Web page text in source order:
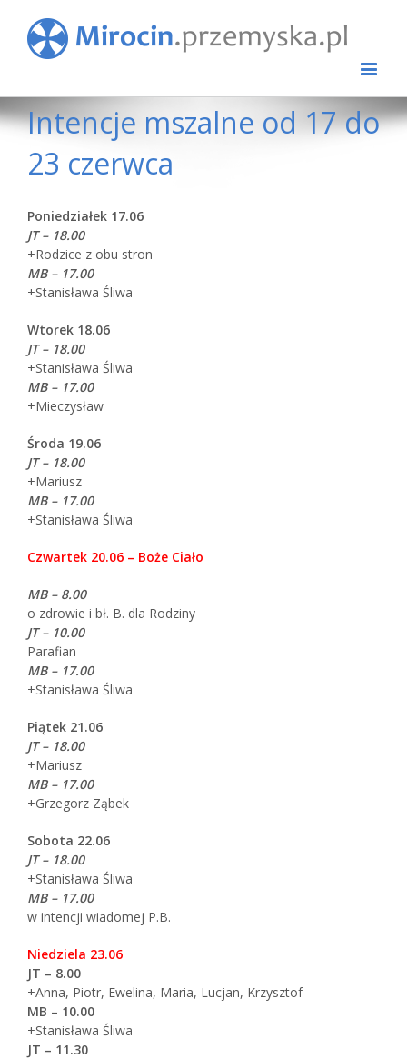
Intencje mszalne od 17 do
23 czerwca
Poniedziałek 17.06
JT – 18.00
+Rodzice z obu stron
MB – 17.00
+Stanisława Śliwa
Wtorek 18.06
JT – 18.00
+Stanisława Śliwa
MB – 17.00
+Mieczysław
Środa 19.06
JT – 18.00
+Mariusz
MB – 17.00
+Stanisława Śliwa
Czwartek 20.06 – Boże Ciało
MB – 8.00
o zdrowie i bł. B. dla Rodziny
JT – 10.00
Parafian
MB – 17.00
+Stanisława Śliwa
Piątek 21.06
JT – 18.00
+Mariusz
MB – 17.00
+Grzegorz Ząbek
Sobota 22.06
JT – 18.00
+Stanisława Śliwa
MB – 17.00
w intencji wiadomej P.B.
Niedziela 23.06
JT – 8.00
+Anna, Piotr, Ewelina, Maria, Lucjan, Krzysztof
MB – 10.00
+Stanisława Śliwa
JT – 11.30